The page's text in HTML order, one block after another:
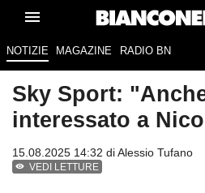
NOTIZIE MAGAZINE RADIO BN
Sky Sport:
interessato a
15.08.2025 14:32 diAlessio Tufano
VEDI LETTURE